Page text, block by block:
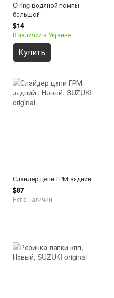
O-ring водяной помпы
большой
$14
В наличии в Украине
Купить
Слайдер цепи ГРМ задний
$87
Нет в наличии